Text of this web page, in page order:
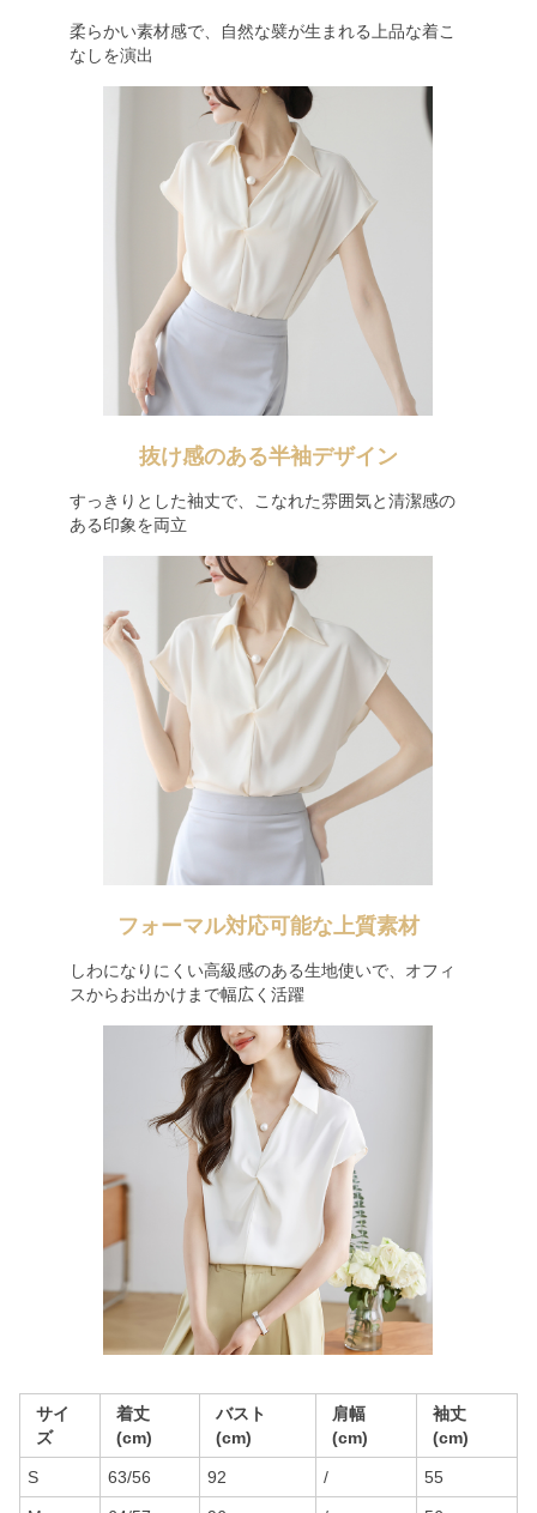
柔らかい素材感で、自然な襞が生まれる上品な着こ
なしを演出
抜け感のある半袖デザイン
すっきりとした袖丈で、こなれた雰囲気と清潔感の
ある印象を両立
フォーマル対応可能な上質素材
しわになりにくい高級感のある生地使いで、オフィ
スからお出かけまで幅広く活躍
サイ
ズ
着丈
(cm)
バスト
(cm)
肩幅
(cm)
袖丈
(cm)
S 63/56 92 / 55